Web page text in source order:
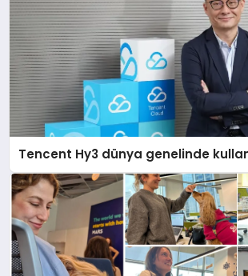
Tencent Hy3 dünya genelinde